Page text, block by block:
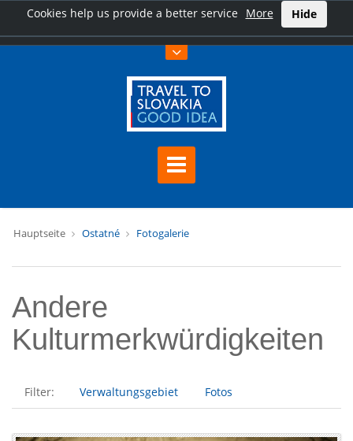
Cookies help us provide a better service More Hide
Hauptseite Ostatné Fotogalerie
Andere
Kulturmerkwürdigkeiten
Filter: Verwaltungsgebiet Fotos